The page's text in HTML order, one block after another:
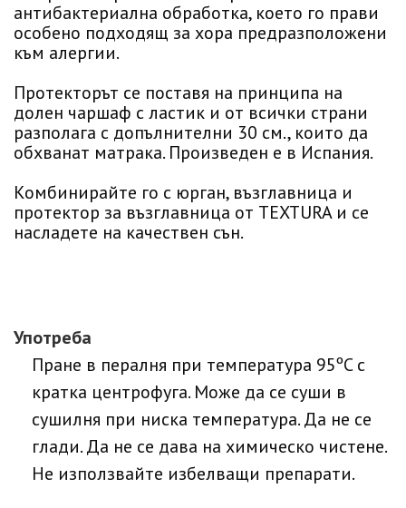
антибактериална обработка, което го прави
особено подходящ за хора предразположени
към алергии.
Протекторът се поставя на принципа на
долен чаршаф с ластик и от всички страни
разполага с допълнителни 30 см., които да
обхванат матрака. Произведен е в Испания.
Комбинирайте го с юрган, възглавница и
протектор за възглавница от TEXTURA и се
насладете на качествен сън.
Употреба
Пране в пералня при температура 95ºC с
кратка центрофуга. Може да се суши в
сушилня при ниска температура. Да не се
глади. Да не се дава на химическо чистене.
Не използвайте избелващи препарати.